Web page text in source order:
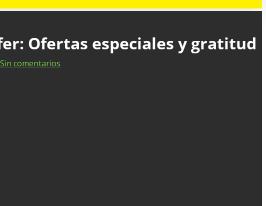
Ofertas especiales y gratitud
Sin comentarios